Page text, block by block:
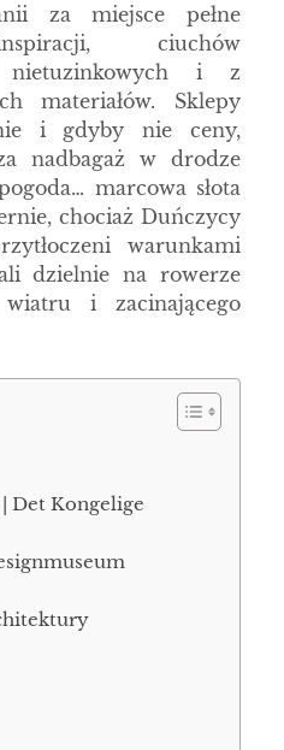
za miejsce pełne
ciuchów
nietuzinkowych i z
materiałów. Sklepy
i gdyby nie ceny,
nadbagaż w drodze
marcowa słota
chociaż Duńczycy
warunkami
dzielnie na rowerze
i zacinającego
Det Kongelige